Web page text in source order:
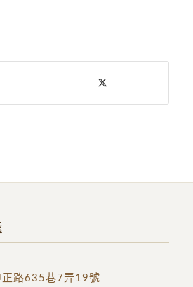
路635巷7弄19號